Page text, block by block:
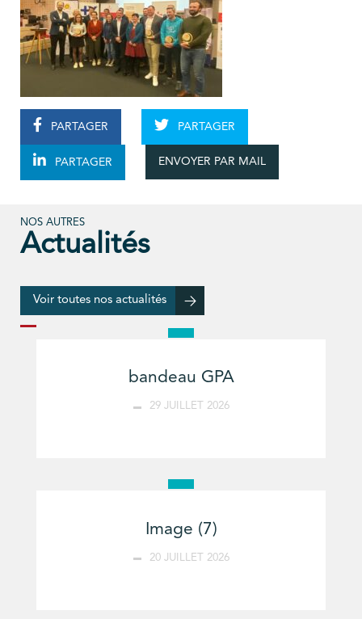
PARTAGER PARTAGER
PARTAGER ENVOYER PAR MAIL
NOS AUTRES
Actualités
Voir toutes nos actualités
bandeau GPA
29 JUILLET 2026
Image (7)
20 JUILLET 2026